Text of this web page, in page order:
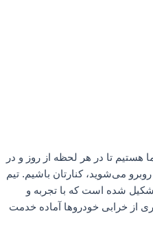
شما هستیم تا در هر لحظه از روز و در
می‌شوید، کنارتان باشیم. تیم
شده است که با تجربه و
از خرابی خودروها آماده خدمت